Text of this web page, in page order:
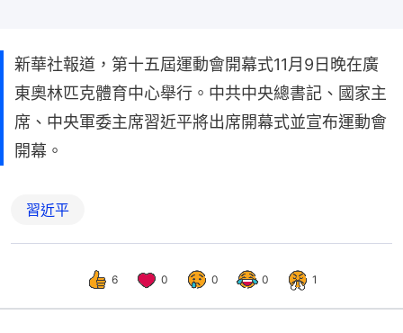
新華社報道，第十五屆運動會開幕式11月9日晚在廣
東奧林匹克體育中心舉行。中共中央總書記、國家主
席、中央軍委主席習近平將出席開幕式並宣布運動會
開幕。
習近平
6 0 0 0 1